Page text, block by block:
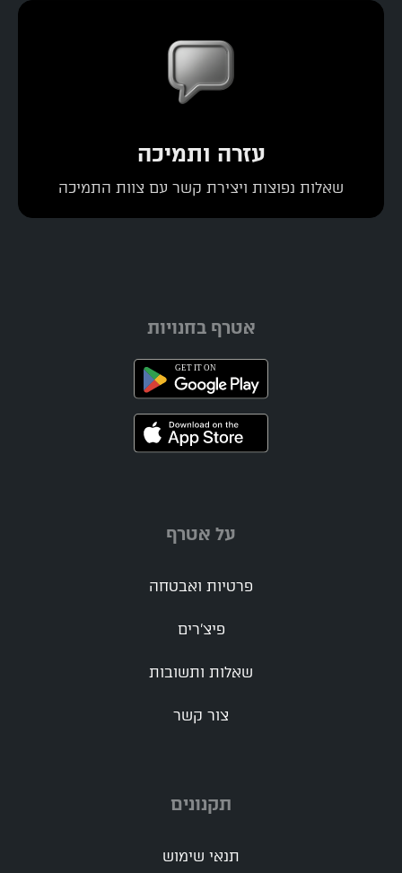
עזרה ותמיכה
שאלות נפוצות ויצירת קשר עם צוות התמיכה
אטרף בחנויות
על אטרף
פרטיות ואבטחה
פיצ'רים
שאלות ותשובות
צור קשר
תקנונים
תנאי שימוש